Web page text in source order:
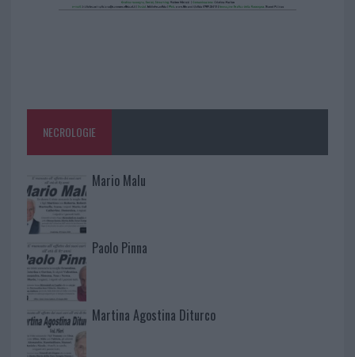
NECROLOGIE
Mario Malu
Paolo Pinna
Martina Agostina Diturco